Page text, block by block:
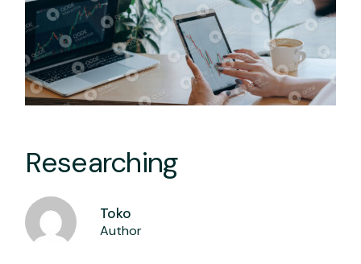
Researching
Toko
Author